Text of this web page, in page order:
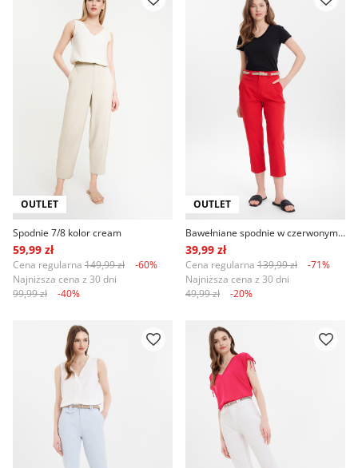
OUTLET
Spodnie 7/8 kolor cream
59,99 zł
Cena regularna 149,99 zł
-60%
Najniższa cena z 30 dni
99,99 zł
-40%
OUTLET
Bawełniane spodnie w czerwonym kolorze
39,99 zł
Cena regularna 139,99 zł
-71%
Najniższa cena z 30 dni
49,99 zł
-20%